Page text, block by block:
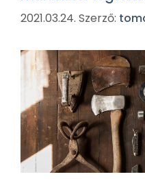
2021.03.24. Szerző: